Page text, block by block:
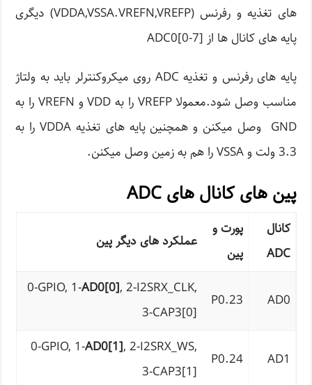
های تغذیه و رفرنس (VDDA,VSSA.VREFN,VREFP) دیگری
پایه های کانال ها از ADC0[0-7]
پایه های رفرنس و تغذیه ADC روی میکروکنترلر باید به ولتاژ
مناسب وصل شود.معمولا VREFP را به VDD و VREFN را به
GND وصل میکنن و همچنین پایه های تغذیه VDDA را به
3.3 ولت و VSSA را هم به زمین وصل میکنن.
پین های کانال های ADC
کانال
ADC
پورت و
پین
عملکرد های دیگر پین
AD0
P0.23
0-GPIO, 1-AD0[0], 2-I2SRX_CLK,
3-CAP3[0]
AD1
P0.24
0-GPIO, 1-AD0[1], 2-I2SRX_WS,
3-CAP3[1]